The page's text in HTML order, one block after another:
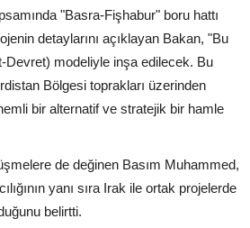
"Basra-Fişhabur" boru hattı
detaylarını açıklayan Bakan, "Bu
Devret) modeliyle inşa edilecek. Bu
Bölgesi toprakları üzerinden
bir alternatif ve stratejik bir hamle
de değinen Basım Muhammed,
yanı sıra Irak ile ortak projelerde
belirtti.